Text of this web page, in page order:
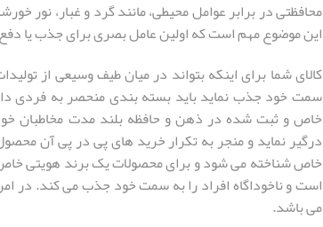
محافظتی در برابر عوامل محیطی، مانند گرد و غبار، نور
این موضوع مهم است که اولین عامل بصری برای جذب یا
کالای شما برای اینکه بتواند در میان طیف وسیعی از
سمت خود جذب نماید باید بسته بندی منحصر به فردی
خاص و ثبت شده در ذهن و حافظه بلند مدت مخاطبان
درگیر نماید و منجر به تکرار خرید های پی در پی آن
خاص شناخته می شود و برای محصولات یک برند هویتی
است و ناخوداگاه افراد را به سمت خود جذب می کند. در
می باشد.